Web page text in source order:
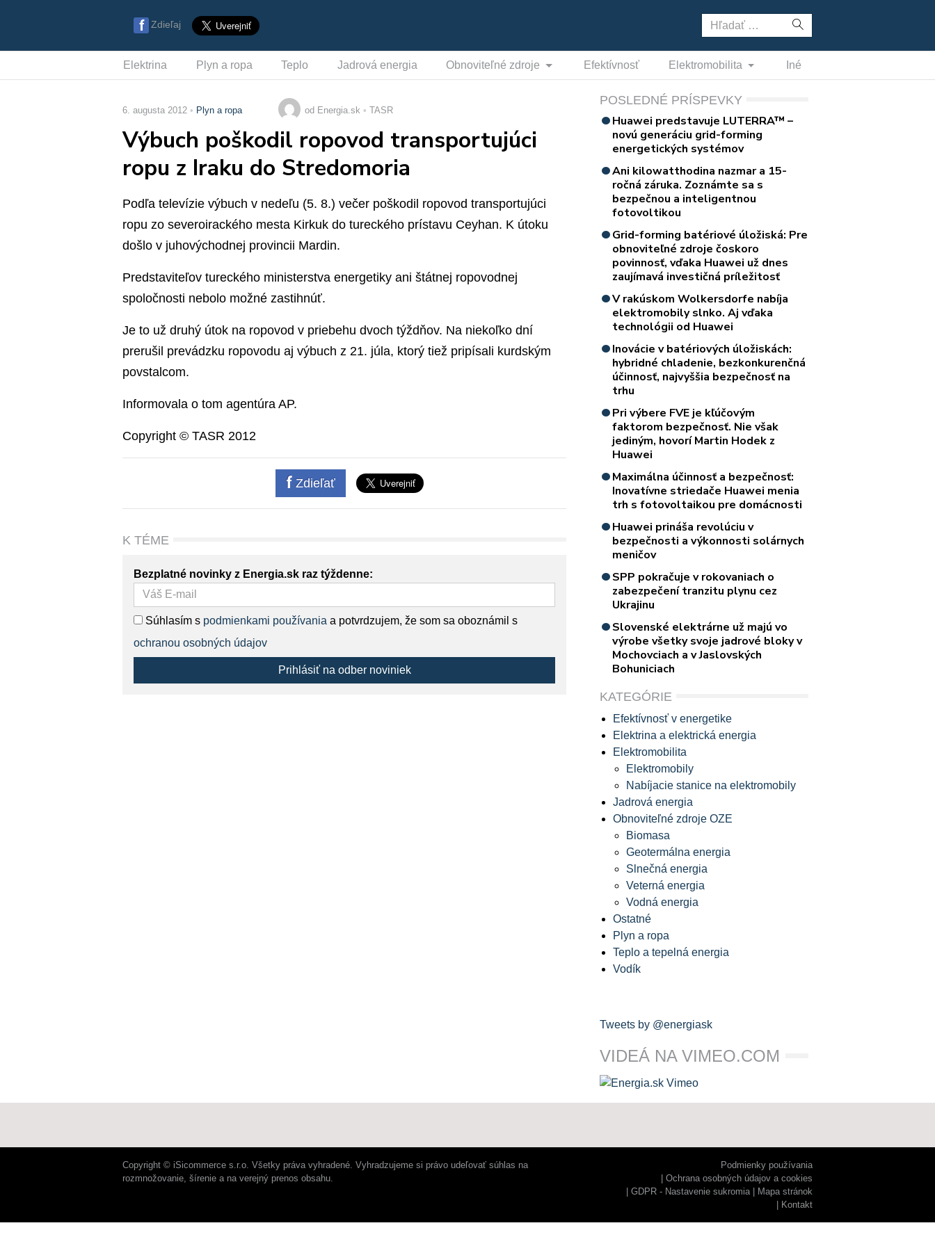
Zdieľaj Hľadať:
Elektrina Plyn a ropa Teplo Jadrová energia Obnoviteľné zdroje Efektívnosť Elektromobilita Iné
6. augusta 2012 Plyn a ropa od Energia.sk TASR
Výbuch poškodil ropovod transportujúci
ropu z Iraku do Stredomoria
Podľa televízie výbuch v nedeľu (5. 8.) večer poškodil ropovod transportujúci
ropu zo severoirackého mesta Kirkuk do tureckého prístavu Ceyhan. K útoku
došlo v juhovýchodnej provincii Mardin.
Predstaviteľov tureckého ministerstva energetiky ani štátnej ropovodnej
spoločnosti nebolo možné zastihnúť.
Je to už druhý útok na ropovod v priebehu dvoch týždňov. Na niekoľko dní
prerušil prevádzku ropovodu aj výbuch z 21. júla, ktorý tiež pripísali kurdským
povstalcom.
Informovala o tom agentúra AP.
Copyright © TASR 2012
Zdieľať
K TÉME
Bezplatné novinky z Energia.sk raz týždenne:
Súhlasím s podmienkami používania a potvrdzujem, že som sa oboznámil s
ochranou osobných údajov
Prihlásiť na odber noviniek
POSLEDNÉ PRÍSPEVKY
Huawei predstavuje LUTERRA™ –
novú generáciu grid-forming
energetických systémov
Ani kilowatthodina nazmar a 15-
ročná záruka. Zoznámte sa s
bezpečnou a inteligentnou
fotovoltikou
Grid-forming batériové úložiská: Pre
obnoviteľné zdroje čoskoro
povinnosť, vďaka Huawei už dnes
zaujímavá investičná príležitosť
V rakúskom Wolkersdorfe nabíja
elektromobily slnko. Aj vďaka
technológii od Huawei
Inovácie v batériových úložiskách:
hybridné chladenie, bezkonkurenčná
účinnosť, najvyššia bezpečnosť na
trhu
Pri výbere FVE je kľúčovým
faktorom bezpečnosť. Nie však
jediným, hovorí Martin Hodek z
Huawei
Maximálna účinnosť a bezpečnosť:
Inovatívne striedače Huawei menia
trh s fotovoltaikou pre domácnosti
Huawei prináša revolúciu v
bezpečnosti a výkonnosti solárnych
meničov
SPP pokračuje v rokovaniach o
zabezpečení tranzitu plynu cez
Ukrajinu
Slovenské elektrárne už majú vo
výrobe všetky svoje jadrové bloky v
Mochovciach a v Jaslovských
Bohuniciach
KATEGÓRIE
Efektívnosť v energetike
Elektrina a elektrická energia
Elektromobilita
Elektromobily
Nabíjacie stanice na elektromobily
Jadrová energia
Obnoviteľné zdroje OZE
Biomasa
Geotermálna energia
Slnečná energia
Veterná energia
Vodná energia
Ostatné
Plyn a ropa
Teplo a tepelná energia
Vodík
Tweets by @energiask
VIDEÁ NA VIMEO.COM
Copyright © iSicommerce s.r.o. Všetky práva vyhradené. Vyhradzujeme si právo udeľovať súhlas na
rozmnožovanie, šírenie a na verejný prenos obsahu.
Podmienky používania
Ochrana osobných údajov a cookies
GDPR - Nastavenie sukromia
Mapa stránok
Kontakt